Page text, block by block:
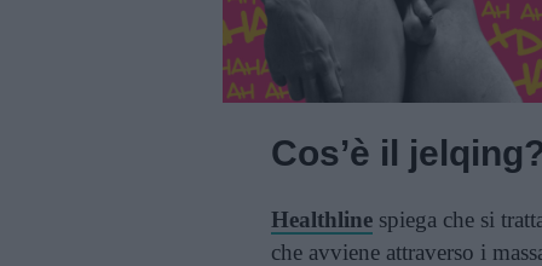
Cos’è il
Healthline spiega che si
che avviene attraverso i